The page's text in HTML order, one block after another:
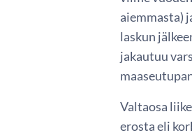
aiemmasta)
laskun
jakautuu
Valtaosa
erosta eli